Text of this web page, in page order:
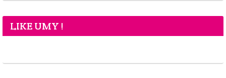
LIKE UMY !